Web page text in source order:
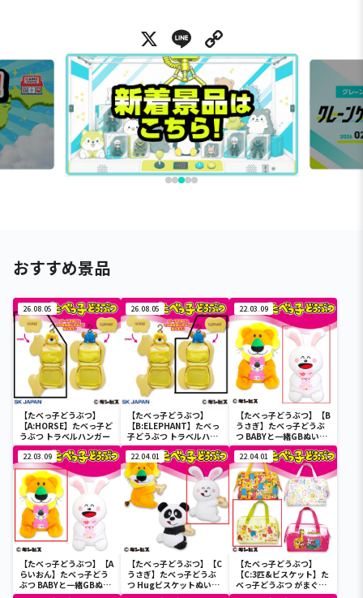
X Line
おすすめ景品
26.08.05
【たべっ子どうぶつ】
【A:HORSE】たべっ子ど
うぶつ トラベルハンガー
26.08.05
【たべっ子どうぶつ】
【B:ELEPHANT】たべっ
子どうぶつ トラベルハン
ガー
22.03.09
【たべっ子どうぶつ】【B
うさぎ】たべっ子どうぶ
つ BABYと一緒GBぬいぐ
るみ
22.03.09
【たべっ子どうぶつ】【A
らいおん】たべっ子どう
ぶつ BABYと一緒GBぬい
ぐるみ
22.04.01
【たべっ子どうぶつ】【C
うさぎ】たべっ子どうぶ
つ Hugビスケットぬいぐ
るみ2
22.04.01
【たべっ子どうぶつ】
【C:3匹&ビスケット】た
べっ子どうぶつ がまぐち
ランチトートバッグ2